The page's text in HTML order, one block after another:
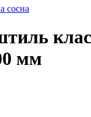
сосна
мм